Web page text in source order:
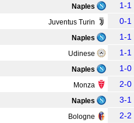
Naples 1-1
Juventus Turin 0-1
Naples 1-1
Udinese 1-1
Naples 1-0
Monza 2-0
Naples 3-1
Bologne 2-2